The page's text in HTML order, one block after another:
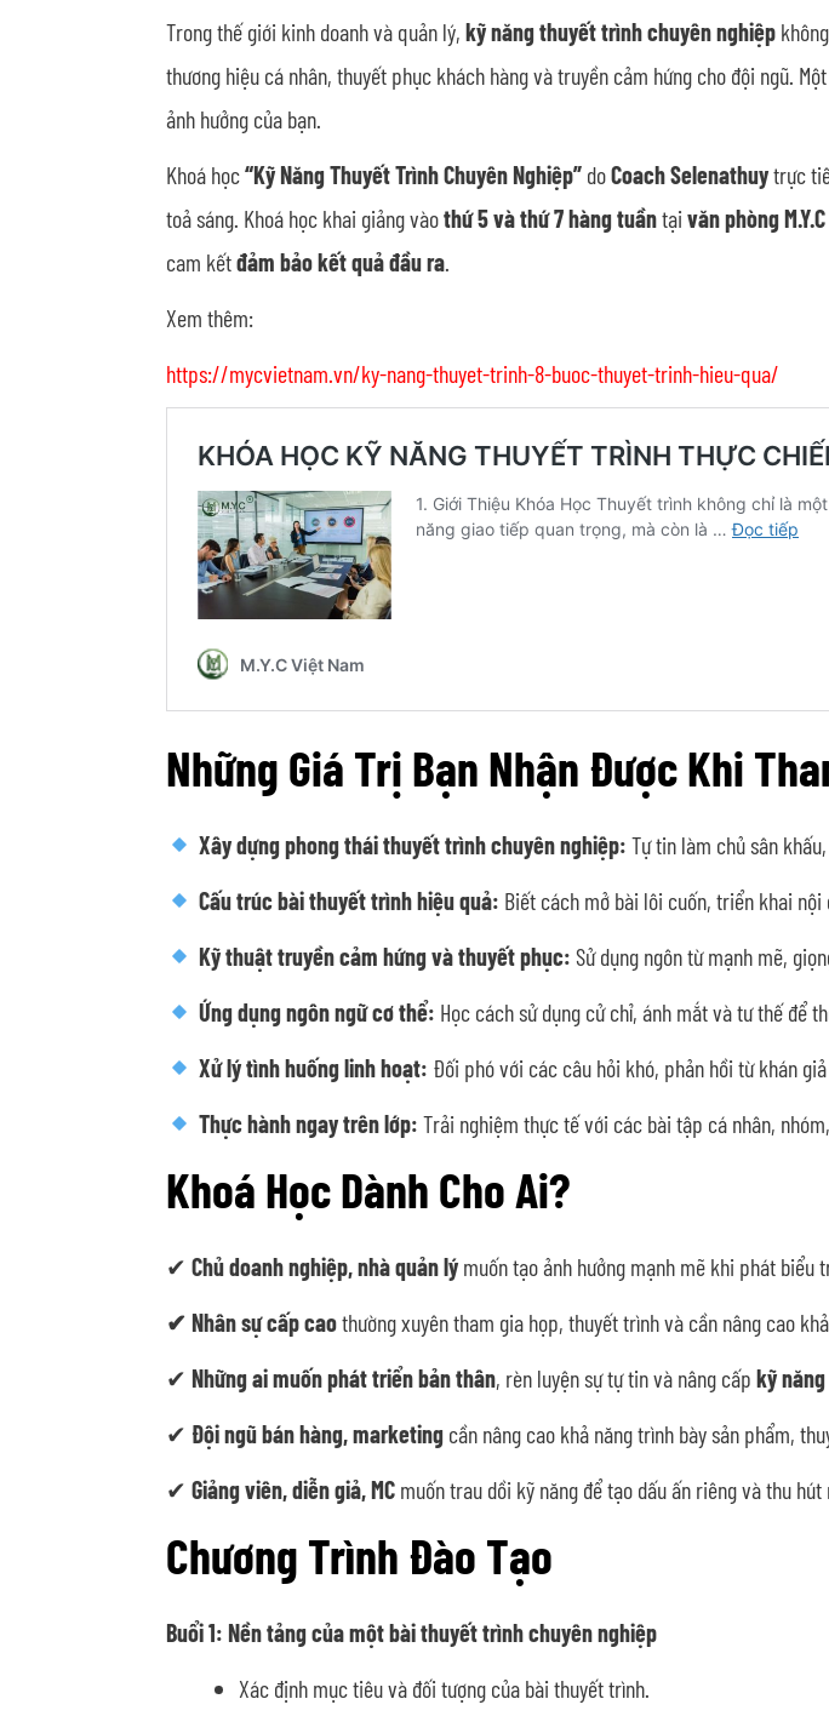
Trong thế giới kinh doanh và quản lý, kỹ năng thuyết trình chuyên nghiệp
thương hiệu cá nhân, thuyết phục khách hàng và truyền cảm hứng cho đội ngũ.
ảnh hưởng của bạn.
Khoá học“Kỹ Năng Thuyết Trình Chuyên Nghiệp” doCoach Selenathuytrực
toả sáng. Khoá học khai giảng vàothứ 5 và thứ 7 hàng tuầntại văn phòng
cam kếtđảm bảo kết quả đầu ra.
Xem thêm:
https://mycvietnam.vn/ky-nang-thuyet-trinh-8-buoc-thuyet-trinh-hieu-qua/
Những Giá Trị Bạn Nhận Được Khi
Xây dựng phong thái thuyết trình chuyên nghiệp: Tự tin làm chủ sân
Cấu trúc bài thuyết trình hiệu quả: Biết cách mở bài lôi cuốn, triển khai
Kỹ thuật truyền cảm hứng và thuyết phục: Sử dụng ngôn từ mạnh mẽ,
Ứng dụng ngôn ngữ cơ thể: Học cách sử dụng cử chỉ, ánh mắt và tư thế để
Xử lý tình huống linh hoạt: Đối phó với các câu hỏi khó, phản hồi từ khán
Thực hành ngay trên lớp: Trải nghiệm thực tế với các bài tập cá nhân,
Khoá Học Dành Cho Ai?
✔ Chủ doanh nghiệp, nhà quản lý muốn tạo ảnh hưởng mạnh mẽ khi phát biểu
✔ Nhân sự cấp caothường xuyên tham gia họp, thuyết trình và cần nâng cao
✔ Những ai muốn phát triển bản thân, rèn luyện sự tự tin và nâng cấp kỹ
✔ Đội ngũ bán hàng, marketing cần nâng cao khả năng trình bày sản phẩm,
✔ Giảng viên, diễn giả, MC muốn trau dồi kỹ năng để tạo dấu ấn riêng và thu hút
Chương Trình Đào Tạo
Buổi 1: Nền tảng của một bài thuyết trình chuyên nghiệp
Xác định mục tiêu và đối tượng của bài thuyết trình.